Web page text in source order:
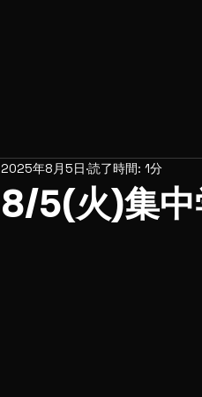
8/5(火)集中
2025年8月5日 読了時間: 1分